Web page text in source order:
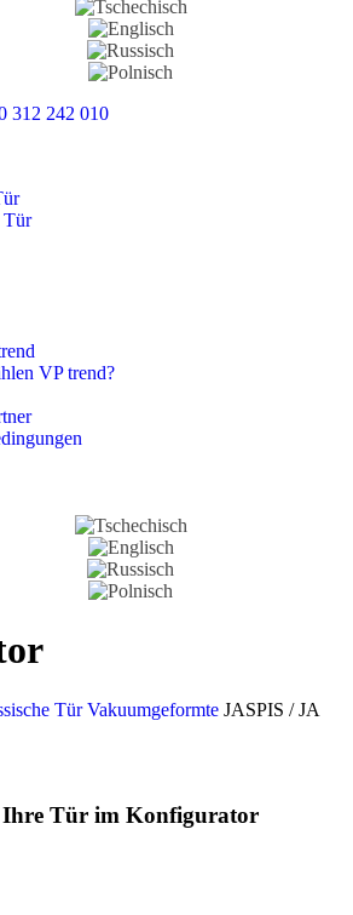
312 242 010
Tür
VP trend?
TürVakuumgeformte JASPIS / JA
Ihre Tür im Konfigurator